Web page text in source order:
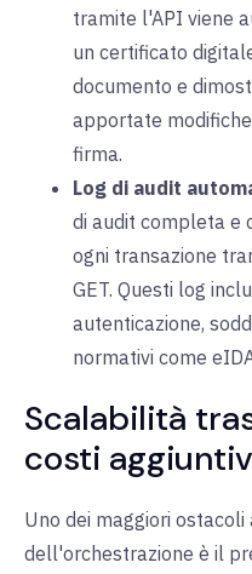
tramite l'API viene
un certificato
documento e
apportate
firma.
Log di audit
di audit completa e
ogni transazione
GET. Questi log
autenticazione,
normativi come
Scalabilità
costi
Uno dei maggiori
dell'orchestrazione è il